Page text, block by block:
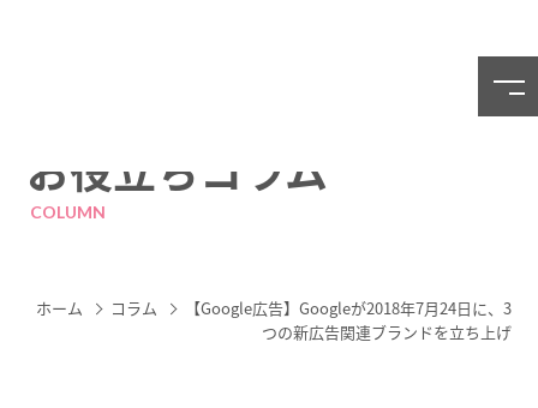
お役立ちコラム
COLUMN
ホーム コラム
【Google広告】Googleが2018年7月24日に、3
つの新広告関連ブランドを立ち上げ